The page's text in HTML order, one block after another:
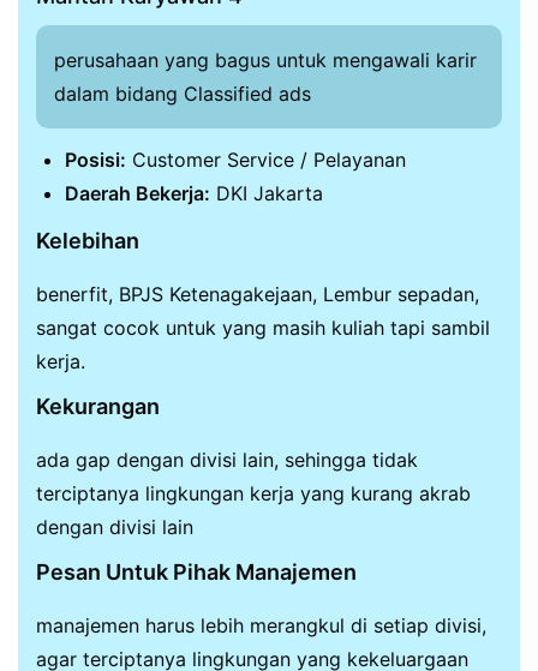
perusahaan yang bagus untuk mengawali karir
dalam bidang Classified ads
Posisi: Customer Service / Pelayanan
Daerah Bekerja: DKI Jakarta
Kelebihan
benerfit, BPJS Ketenagakejaan, Lembur sepadan,
sangat cocok untuk yang masih kuliah tapi sambil
kerja.
Kekurangan
ada gap dengan divisi lain, sehingga tidak
terciptanya lingkungan kerja yang kurang akrab
dengan divisi lain
Pesan Untuk Pihak Manajemen
manajemen harus lebih merangkul di setiap divisi,
agar terciptanya lingkungan yang kekeluargaan